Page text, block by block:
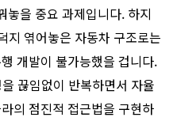
놓을 중요 과제입니다. 하지
지 엮어놓은 자동차 구조로는
개발이 불가능했을 겁니다.
끊임없이 반복하면서 자율
의 점진적 접근법을 구현하